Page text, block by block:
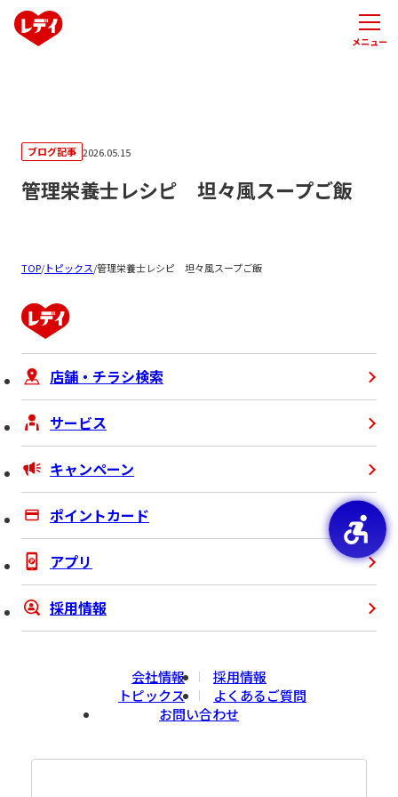
メニュー
ブログ記事 2026.05.15
管理栄養士レシピ 坦々風スープご飯
TOP/トピックス/管理栄養士レシピ 坦々風スープご飯
店舗・チラシ検索
サービス
キャンペーン
ポイントカード
アプリ
採用情報
会社情報
採用情報
トピックス
よくあるご質問
お問い合わせ